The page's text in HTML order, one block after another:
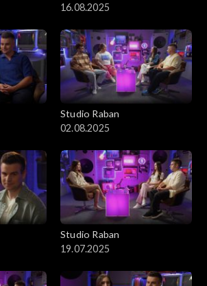
16.08.2025
Studio Raban
02.08.2025
Studio Raban
19.07.2025